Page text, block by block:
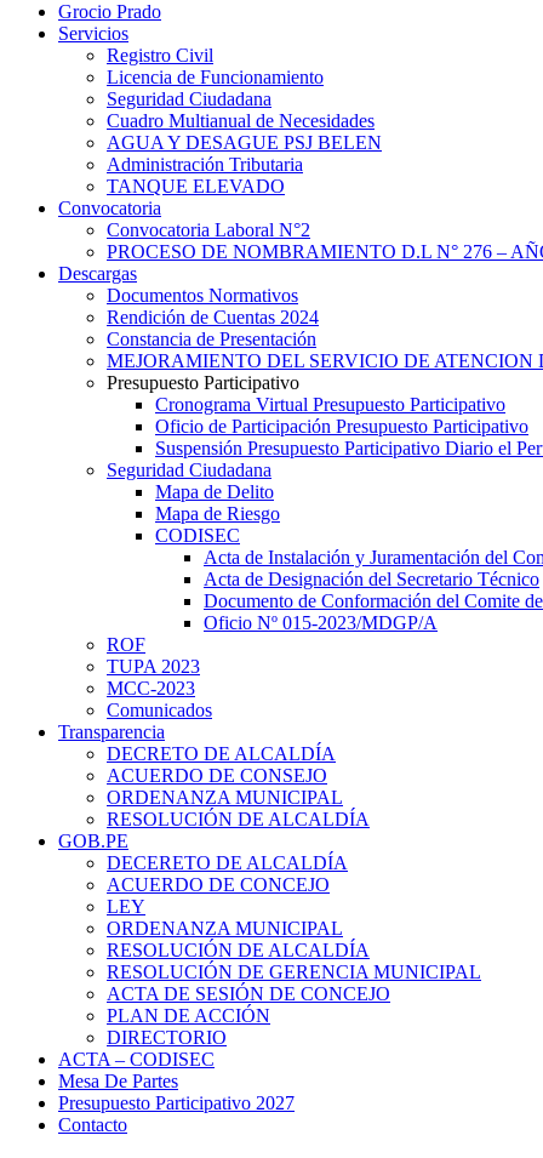
Grocio Prado
Servicios
Registro Civil
Licencia de Funcionamiento
Seguridad Ciudadana
Cuadro Multianual de Necesidades
AGUA Y DESAGUE PSJ BELEN
Administración Tributaria
TANQUE ELEVADO
Convocatoria
Convocatoria Laboral N°2
PROCESO DE NOMBRAMIENTO D.L N° 276 –
Descargas
Documentos Normativos
Rendición de Cuentas 2024
Constancia de Presentación
MEJORAMIENTO DEL SERVICIO DE ATENCION
Presupuesto Participativo
Cronograma Virtual Presupuesto Participativo
Oficio de Participación Presupuesto Participativo
Suspensión Presupuesto Participativo Diario el
Seguridad Ciudadana
Mapa de Delito
Mapa de Riesgo
CODISEC
Acta de Instalación y Juramentación del
Acta de Designación del Secretario Técnico
Documento de Conformación del Comite
Oficio Nº 015-2023/MDGP/A
ROF
TUPA 2023
MCC-2023
Comunicados
Transparencia
DECRETO DE ALCALDÍA
ACUERDO DE CONSEJO
ORDENANZA MUNICIPAL
RESOLUCIÓN DE ALCALDÍA
GOB.PE
DECERETO DE ALCALDÍA
ACUERDO DE CONCEJO
LEY
ORDENANZA MUNICIPAL
RESOLUCIÓN DE ALCALDÍA
RESOLUCIÓN DE GERENCIA MUNICIPAL
ACTA DE SESIÓN DE CONCEJO
PLAN DE ACCIÓN
DIRECTORIO
ACTA – CODISEC
Mesa De Partes
Presupuesto Participativo 2027
Contacto